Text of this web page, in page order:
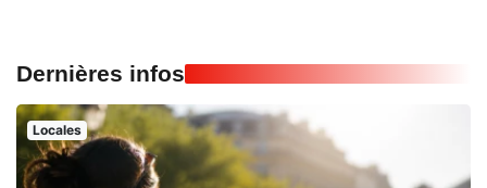
Dernières infos
Locales